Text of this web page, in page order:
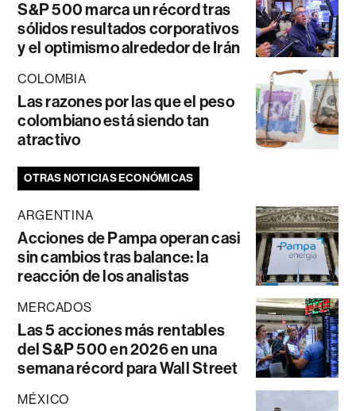
S&P 500 marca un récord tras
sólidos resultados corporativos
y el optimismo alrededor de Irán
COLOMBIA
Las razones por las que el peso
colombiano está siendo tan
atractivo
OTRAS NOTICIAS ECONÓMICAS
ARGENTINA
Acciones de Pampa operan casi
sin cambios tras balance: la
reacción de los analistas
MERCADOS
Las 5 acciones más rentables
del S&P 500 en 2026 en una
semana récord para Wall Street
MÉXICO